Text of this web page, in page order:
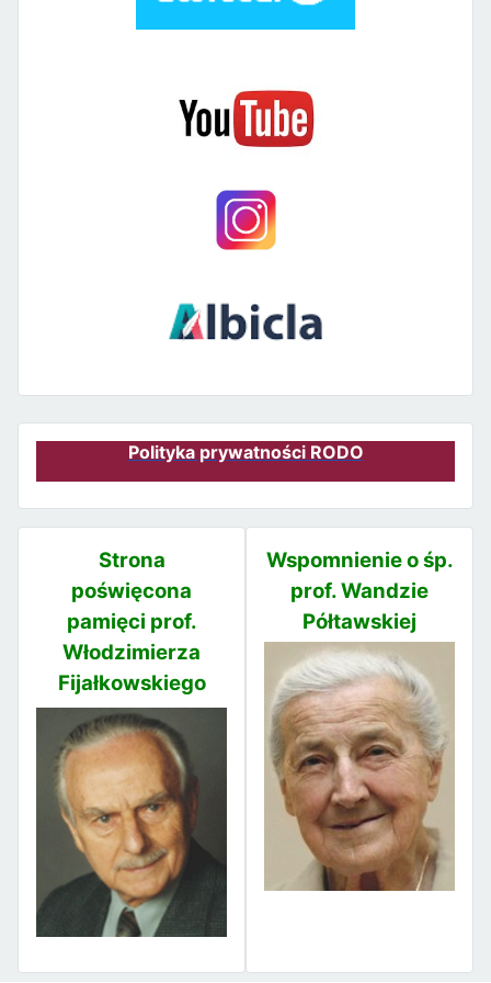
Polityka prywatności RODO
Strona
poświęcona
pamięci prof.
Włodzimierza
Fijałkowskiego
Wspomnienie o śp.
prof. Wandzie
Półtawskiej